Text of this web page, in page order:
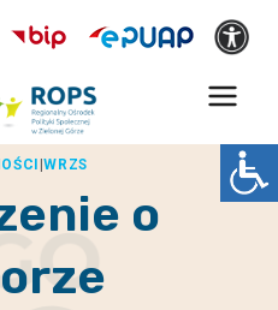
|WRZS
o